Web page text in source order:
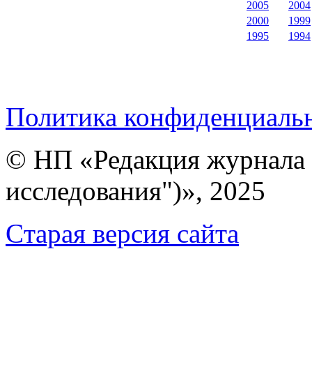
2005
2004
2000
1999
1995
1994
Политика
© НП «Редакция
исследования")», 2025
Cтарая версия сайта